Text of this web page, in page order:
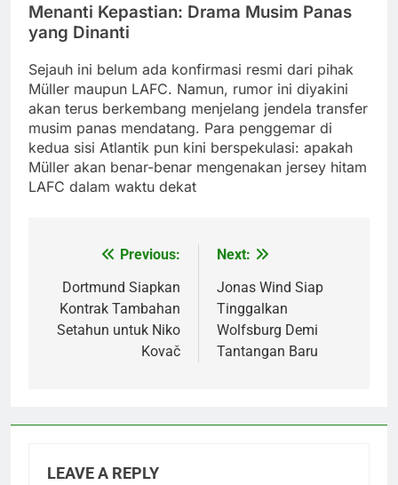
Menanti Kepastian: Drama Musim Panas
yang Dinanti
Sejauh ini belum ada konfirmasi resmi dari pihak
Müller maupun LAFC. Namun, rumor ini diyakini
akan terus berkembang menjelang jendela transfer
musim panas mendatang. Para penggemar di
kedua sisi Atlantik pun kini berspekulasi: apakah
Müller akan benar-benar mengenakan jersey hitam
LAFC dalam waktu dekat
navigation
Previous:
Dortmund Siapkan
Kontrak Tambahan
Setahun untuk Niko
Kovač
Next:
Jonas Wind Siap
Tinggalkan
Wolfsburg Demi
Tantangan Baru
LEAVE A REPLY